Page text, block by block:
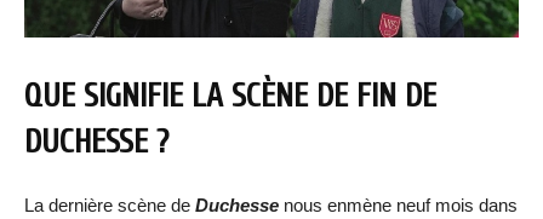
QUE SIGNIFIE LA SCÈNE DE FIN DE
DUCHESSE ?
La dernière scène de Duchesse nous enmène neuf mois dans